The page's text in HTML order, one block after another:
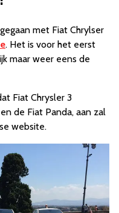
met Fiat Chrylser
. Het is voor het eerst
maar weer eens de
Fiat Chrysler 3
de Fiat Panda, aan zal
website.